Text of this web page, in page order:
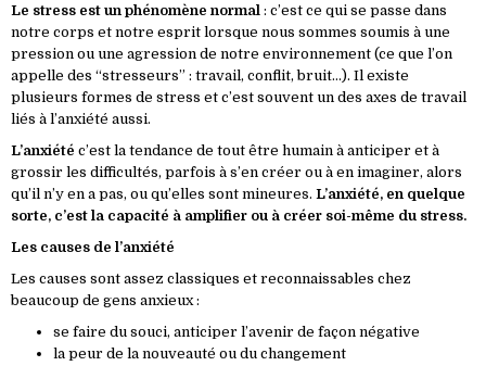
Le stress est un phénomène normal : c’est ce qui se passe dans
notre corps et notre esprit lorsque nous sommes soumis à une
pression ou une agression de notre environnement (ce que l’on
appelle des “stresseurs” : travail, conflit, bruit…). Il existe
plusieurs formes de stress et c’est souvent un des axes de travail
liés à l’anxiété aussi.
L’anxiété c’est la tendance de tout être humain à anticiper et à
grossir les difficultés, parfois à s’en créer ou à en imaginer, alors
qu’il n’y en a pas, ou qu’elles sont mineures. L’anxiété, en quelque
sorte, c’est la capacité à amplifier ou à créer soi-même du stress.
Les causes de l’anxiété
Les causes sont assez classiques et reconnaissables chez
beaucoup de gens anxieux :
se faire du souci, anticiper l’avenir de façon négative
la peur de la nouveauté ou du changement